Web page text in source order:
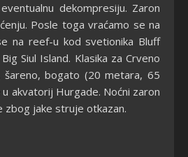
dekompresiju. Zaron
Posle toga vraćamo se na
na reef-u kod svetionika Bluff
Siul Island. Klasika za Crveno
bogato (20 metara, 65
akvatorij Hurgade. Noćni zaron
zbog jake struje otkazan.